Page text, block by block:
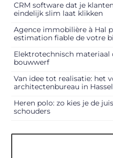
CRM software dat je
eindelijk slim laat klikken
Agence immobilière à Hal
estimation fiable de votre
Elektrotechnisch materiaal
bouwwerf
Van idee tot realisatie: het
architectenbureau in
Heren polo: zo kies je de
schouders